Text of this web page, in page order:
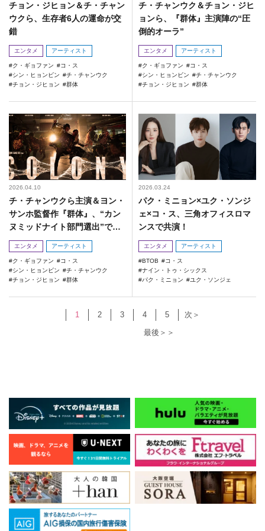
チョン・ジヒョン＆チ・チャン
ウクら、生存者6人の運命が交
錯
エンタメ アーティスト
ク・ギョファン
コ・ス
シン・ヒョンビン
チ・チャンウク
チョン・ジヒョン
群体
チ・チャンウク＆チョン・ジヒ
ョンら、『群体』主演陣の“圧
倒的オーラ”
エンタメ アーティスト
ク・ギョファン
コ・ス
シン・ヒョンビン
チ・チャンウク
チョン・ジヒョン
群体
2026.04.10
チ・チャンウクら主演＆ヨン・
サンホ監督作『群体』、“カン
ヌミッドナイト部門選出”で世
界が注目！
エンタメ アーティスト
ク・ギョファン
コ・ス
シン・ヒョンビン
チ・チャンウク
チョン・ジヒョン
群体
2026.03.24
パク・ミニョン×ユク・ソンジ
ェ×コ・ス、三角オフィスロマ
ンスで共演！
エンタメ アーティスト
BTOB
コ・ス
ナイン・トゥ・シックス
パク・ミニョン
ユク・ソンジェ
1 2 3 4 5
次＞
最後＞＞